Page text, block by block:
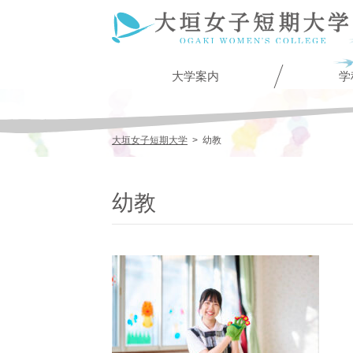
大学案内 学
大垣女子短期大学 > 幼教
幼教